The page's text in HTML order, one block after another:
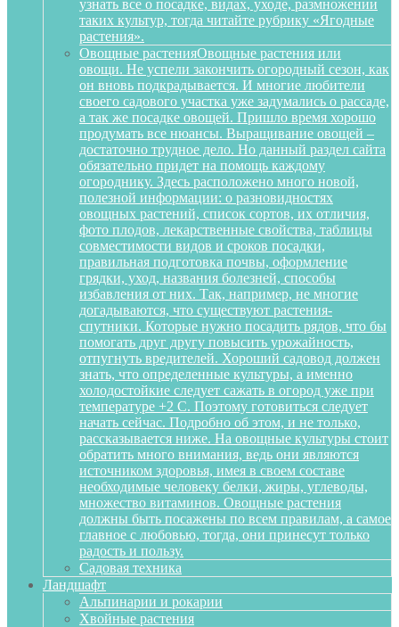
узнать все о посадке, видах, уходе, размножении
таких культур, тогда читайте рубрику «Ягодные
растения».
Овощные растенияОвощные растения или
овощи. Не успели закончить огородный сезон, как
он вновь подкрадывается. И многие любители
своего садового участка уже задумались о рассаде,
а так же посадке овощей. Пришло время хорошо
продумать все нюансы. Выращивание овощей –
достаточно трудное дело. Но данный раздел сайта
обязательно придет на помощь каждому
огороднику. Здесь расположено много новой,
полезной информации: о разновидностях
овощных растений, список сортов, их отличия,
фото плодов, лекарственные свойства, таблицы
совместимости видов и сроков посадки,
правильная подготовка почвы, оформление
грядки, уход, названия болезней, способы
избавления от них. Так, например, не многие
догадываются, что существуют растения-
спутники. Которые нужно посадить рядов, что бы
помогать друг другу повысить урожайность,
отпугнуть вредителей. Хороший садовод должен
знать, что определенные культуры, а именно
холодостойкие следует сажать в огород уже при
температуре +2 С. Поэтому готовиться следует
начать сейчас. Подробно об этом, и не только,
рассказывается ниже. На овощные культуры стоит
обратить много внимания, ведь они являются
источником здоровья, имея в своем составе
необходимые человеку белки, жиры, углеводы,
множество витаминов. Овощные растения
должны быть посажены по всем правилам, а самое
главное с любовью, тогда, они принесут только
радость и пользу.
Садовая техника
Ландшафт
Альпинарии и рокарии
Хвойные растения